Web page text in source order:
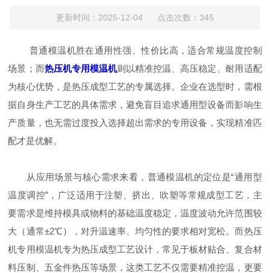
更新时间：2025-12-04 点击次数：345
普通模温机胜在通用性强、性价比高，适合常规温度控制
场景；而热压机专用模温机则以精准控温、高压稳定、耐用适配
为核心优势，是热压成型工艺的专属选择。企业在选型时，需根
据自身生产工艺的具体需求，避免盲目追求通用型设备而影响生
产质量，也无需过度投入选择超出需求的专用设备，实现精准匹
配才是优解。
从应用场景与核心需求来看，普通模温机的定位是“通用型
温度调控”，广泛适用于注塑、挤出、吹塑等常规成型工艺，主
要需求是维持模具或物料的基础温度稳定，温度波动允许范围较
大（通常±2℃），对升温速率、均匀性的要求相对宽松。而热压
机专用模温机专为热压成型工艺设计，常见于板材贴合、复合材
料压制、五金件热压等场景，这类工艺不仅需要精准控温，更要